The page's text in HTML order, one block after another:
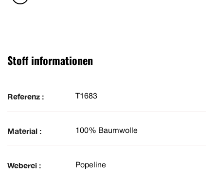
Stoff informationen
Referenz : T1683
Material : 100% Baumwolle
Weberei : Popeline